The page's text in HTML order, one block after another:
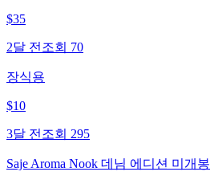
$35
2달 전 조회 70
장식용
$10
3달 전 조회 295
Saje Aroma Nook 데님 에디션 미개봉